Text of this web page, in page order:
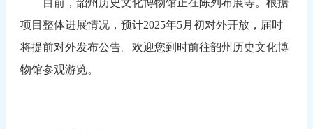
项目整体进展情况，预计2025年5月初对外开放，届时
将提前对外发布公告。欢迎您到时前往韶州历史文化博
物馆参观游览。